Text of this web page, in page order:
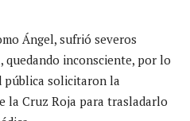
Ángel, sufrió severos
quedando inconsciente, por lo
pública solicitaron la
la Cruz Roja para trasladarlo